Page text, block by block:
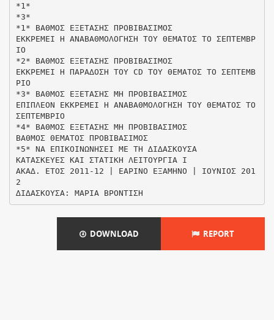
*1*
*3*
*1* ΒΑΘΜΟΣ ΕΞΕΤΑΣΗΣ ΠΡΟΒΙΒΑΣΙΜΟΣ
ΕΚΚΡΕΜΕΙ Η ΑΝΑΒΑΘΜΟΛΟΓΗΣΗ ΤΟΥ ΘΕΜΑΤΟΣ ΤΟ ΣΕΠΤΕΜΒΡ
ΙΟ
*2* ΒΑΘΜΟΣ ΕΞΕΤΑΣΗΣ ΠΡΟΒΙΒΑΣΙΜΟΣ
ΕΚΚΡΕΜΕΙ Η ΠΑΡΑ∆ΟΣΗ ΤΟΥ CD ΤΟΥ ΘΕΜΑΤΟΣ ΤΟ ΣΕΠΤΕΜΒ
ΡΙΟ
*3* ΒΑΘΜΟΣ ΕΞΕΤΑΣΗΣ ΜΗ ΠΡΟΒΙΒΑΣΙΜΟΣ
ΕΠΙΠΛΕΟΝ ΕΚΚΡΕΜΕΙ Η ΑΝΑΒΑΘΜΟΛΟΓΗΣΗ ΤΟΥ ΘΕΜΑΤΟΣ ΤΟ
ΣΕΠΤΕΜΒΡΙΟ
*4* ΒΑΘΜΟΣ ΕΞΕΤΑΣΗΣ ΜΗ ΠΡΟΒΙΒΑΣΙΜΟΣ
ΒΑΘΜΟΣ ΘΕΜΑΤΟΣ ΠΡΟΒΙΒΑΣΙΜΟΣ
*5* ΝΑ ΕΠΙΚΟΙΝΩΝΗΣΕΙ ΜΕ ΤΗ ∆Ι∆ΑΣΚΟΥΣΑ
ΚΑΤΑΣΚΕΥΕΣ ΚΑΙ ΣΤΑΤΙΚΗ ΛΕΙΤΟΥΡΓΙΑ Ι
ΑΚΑ∆. ΕΤΟΣ 2011-12 | ΕΑΡΙΝΟ ΕΞΑΜΗΝΟ | ΙΟΥΝΙΟΣ 201
2
DOWNLOAD REPORT